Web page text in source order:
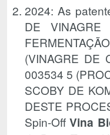
2024: As
DE
(VINAGRE DE
003534 5
SCOBY DE
DESTE
Spin-OffVina